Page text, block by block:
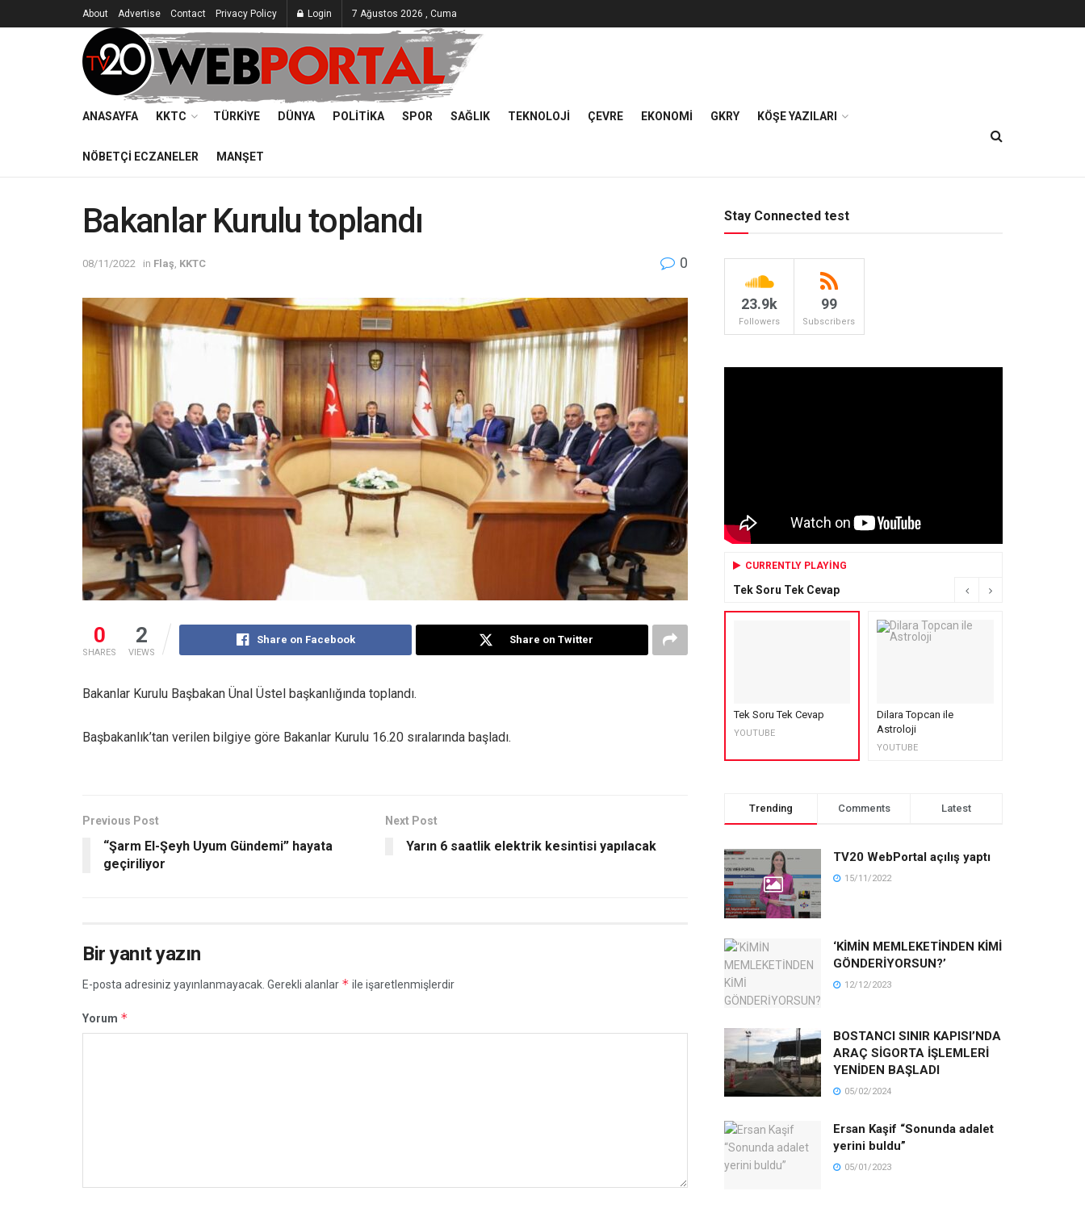
About Advertise Contact Privacy Policy Login 7 Ağustos 2026 , Cuma
ANASAYFA KKTC TÜRKIYE DÜNYA POLITIKA SPOR SAĞLIK TEKNOLOJI ÇEVRE EKONOMI GKRY KÖŞE YAZILARI
NÖBETÇI ECZANELER MANŞET
Bakanlar Kurulu toplandı
08/11/2022 in Flaş KKTC 0
0
SHARES
2
VIEWS
Share on Facebook Share on Twitter
Bakanlar Kurulu Başbakan Ünal Üstel başkanlığında toplandı.
Başbakanlık’tan verilen bilgiye göre Bakanlar Kurulu 16.20 sıralarında başladı.
Previous Post
“Şarm El-Şeyh Uyum Gündemi” hayata
geçiriliyor
Next Post
Yarın 6 saatlik elektrik kesintisi yapılacak
Bir yanıt yazın
E-posta adresiniz yayınlanmayacak. Gerekli alanlar * ile işaretlenmişlerdir
Yorum *
Stay Connected test
23.9k
Followers
99
Subscribers
CURRENTLY PLAYING
Tek Soru Tek Cevap
Tek Soru Tek Cevap
YOUTUBE
Dilara Topcan ile
Astroloji
YOUTUBE
Trending Comments Latest
TV20 WebPortal açılış yaptı
15/11/2022
‘KİMİN MEMLEKETİNDEN KİMİ
GÖNDERİYORSUN?’
12/12/2023
BOSTANCI SINIR KAPISI’NDA
ARAÇ SİGORTA İŞLEMLERİ
YENİDEN BAŞLADI
05/02/2024
Ersan Kaşif “Sonunda adalet
yerini buldu”
05/01/2023